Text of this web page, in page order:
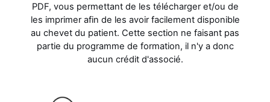
PDF, vous permettant de les télécharger et/ou de
les imprimer afin de les avoir facilement disponible
au chevet du patient. Cette section ne faisant pas
partie du programme de formation, il n'y a donc
aucun crédit d'associé.